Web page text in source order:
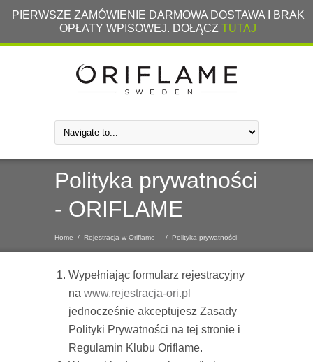
PIERWSZE ZAMÓWIENIE DARMOWA DOSTAWA I BRAK
OPŁATY WPISOWEJ. DOŁĄCZ TUTAJ
Polityka prywatności
- ORIFLAME
Home / Rejestracja w Oriflame – / Polityka prywatności
Wypełniając formularz rejestracyjny
na www.rejestracja-ori.pl
jednocześnie akceptujesz Zasady
Polityki Prywatności na tej stronie i
Regulamin Klubu Oriflame.